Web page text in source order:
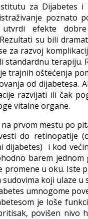
za Dijabetes
utvrdi efekte
su bili
za razvoj
standardnu
trajnih oštećenja
od dijabetesa.
razvijati ili čak
vitalne organe.
prvom mestu po
do retinopatije
dijabetes) i kod
barem
u oku. Iste
koji ulaze u
umnogome
je loše
povišen nivo